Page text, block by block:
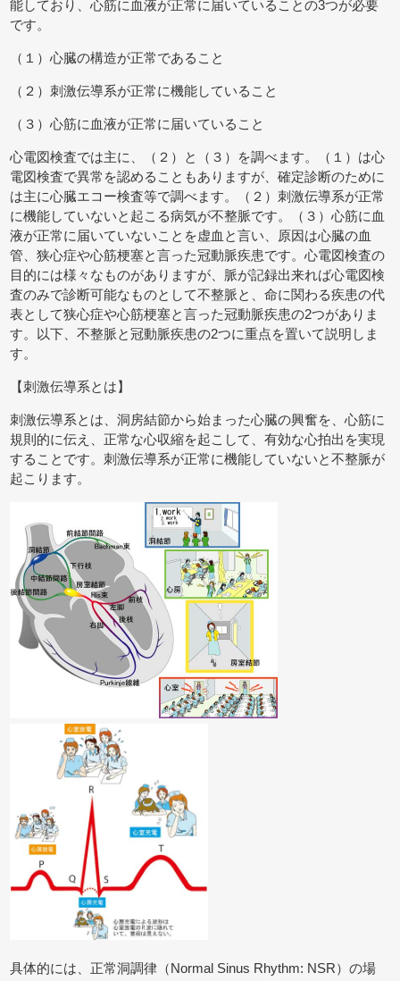
能しており、心筋に血液が正常に届いていることの3つが必要
です。
（１）心臓の構造が正常であること
（２）刺激伝導系が正常に機能していること
（３）心筋に血液が正常に届いていること
心電図検査では主に、（２）と（３）を調べます。（１）は心
電図検査で異常を認めることもありますが、確定診断のために
は主に心臓エコー検査等で調べます。（２）刺激伝導系が正常
に機能していないと起こる病気が不整脈です。（３）心筋に血
液が正常に届いていないことを虚血と言い、原因は心臓の血
管、狭心症や心筋梗塞と言った冠動脈疾患です。心電図検査の
目的には様々なものがありますが、脈が記録出来れば心電図検
査のみで診断可能なものとして不整脈と、命に関わる疾患の代
表として狭心症や心筋梗塞と言った冠動脈疾患の2つがありま
す。以下、不整脈と冠動脈疾患の2つに重点を置いて説明しま
す。
【刺激伝導系とは】
刺激伝導系とは、洞房結節から始まった心臓の興奮を、心筋に
規則的に伝え、正常な心収縮を起こして、有効な心拍出を実現
することです。刺激伝導系が正常に機能していないと不整脈が
起こります。
具体的には、正常洞調律（Normal Sinus Rhythm: NSR）の場